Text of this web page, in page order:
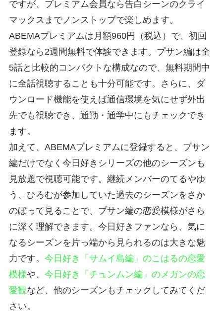
ですが、プレミアム会員なら告白シーンのクライ
マックスまでノンストップで楽しめます。
ABEMAプレミアムは月額960円（税込）で、初回
登録なら2週間無料で体験できます。プサン編は全
5話と比較的コンパクトな構成なので、無料期間中
に全話視聴することも十分可能です。さらに、ダ
ウンロード機能を使えば通信環境を気にせず外出
先でも視聴でき、通勤・通学中にもチェックでき
ます。
加えて、ABEMAプレミアムに登録すると、プサン
編だけでなく今日好きシリーズの他のシーズンも
見放題で視聴可能です。継続メンバーのてるやゆ
う、ひろむが参加していた過去のシーズンをさか
のぼって見ることで、プサン編の恋愛模様がさら
に深く理解できます。今日好きファンなら、気に
なるシーズンを片っ端から見られるのは大きな魅
力です。 今日好き「サムイ島編」のこはるの恋愛
模様や、 今日好き「チュンムン編」のメガンの恋
愛観など、他のシーズンもチェックしてみてくだ
さい。